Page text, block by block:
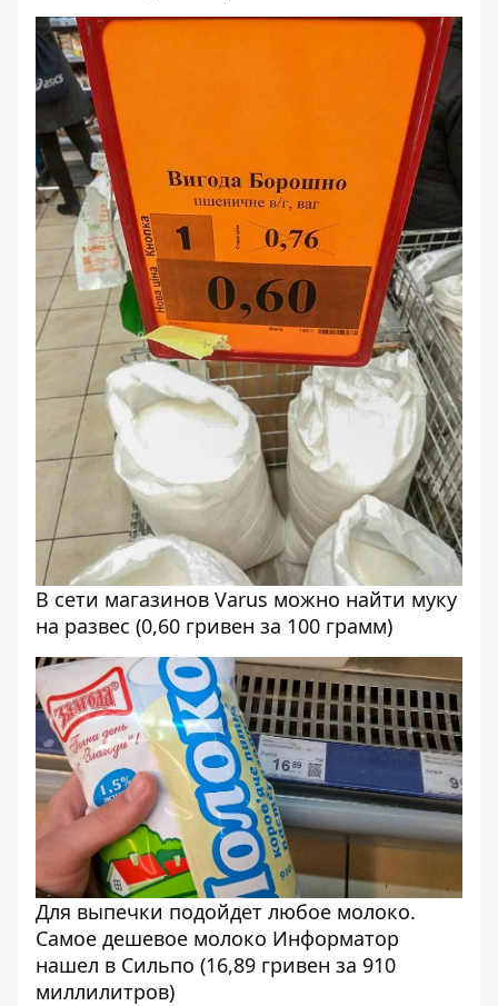
В сети магазинов Varus можно найти муку
на развес (0,60 гривен за 100 грамм)
Для выпечки подойдет любое молоко.
Самое дешевое молоко Информатор
нашел в Сильпо (16,89 гривен за 910
миллилитров)